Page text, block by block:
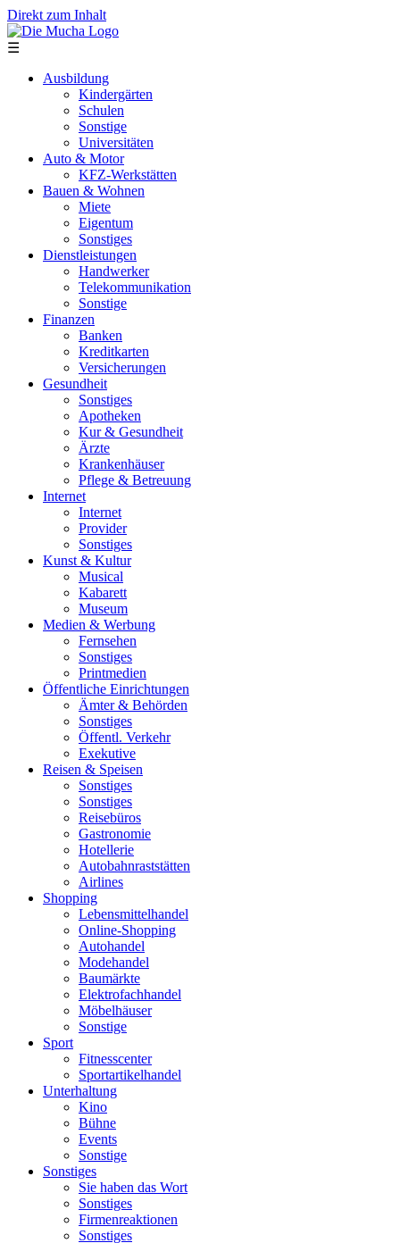
Direkt zum Inhalt
☰
Ausbildung
Kindergärten
Schulen
Sonstige
Universitäten
Auto & Motor
KFZ-Werkstätten
Bauen & Wohnen
Miete
Eigentum
Sonstiges
Dienstleistungen
Handwerker
Telekommunikation
Sonstige
Finanzen
Banken
Kreditkarten
Versicherungen
Gesundheit
Sonstiges
Apotheken
Kur & Gesundheit
Ärzte
Krankenhäuser
Pflege & Betreuung
Internet
Internet
Provider
Sonstiges
Kunst & Kultur
Musical
Kabarett
Museum
Medien & Werbung
Fernsehen
Sonstiges
Printmedien
Öffentliche Einrichtungen
Ämter & Behörden
Sonstiges
Öffentl. Verkehr
Exekutive
Reisen & Speisen
Sonstiges
Sonstiges
Reisebüros
Gastronomie
Hotellerie
Autobahnraststätten
Airlines
Shopping
Lebensmittelhandel
Online-Shopping
Autohandel
Modehandel
Baumärkte
Elektrofachhandel
Möbelhäuser
Sonstige
Sport
Fitnesscenter
Sportartikelhandel
Unterhaltung
Kino
Bühne
Events
Sonstige
Sonstiges
Sie haben das Wort
Sonstiges
Firmenreaktionen
Sonstiges